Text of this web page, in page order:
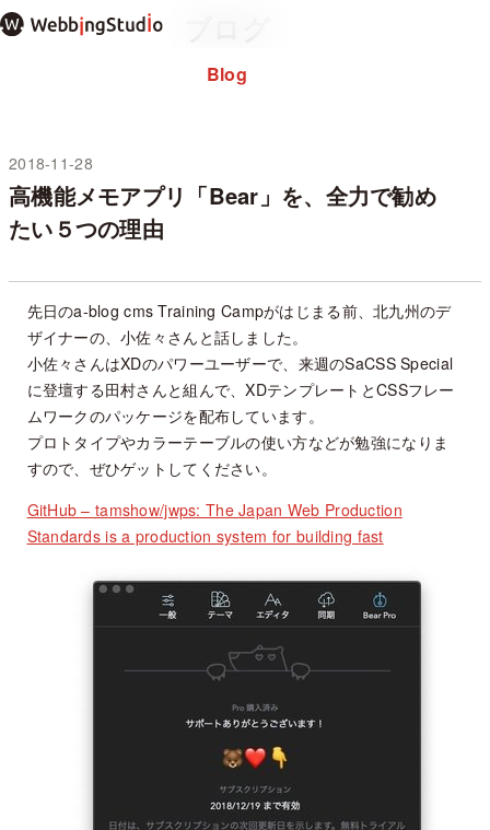
本
文
ッ
プ
Blog
2018-11-28
未分類
高機能メモアプリ「Bear」を、全力で勧め
たい５つの理由
先日のa-blog cms Training Campがはじまる前、北九州のデ
ザイナーの、小佐々さんと話しました。
小佐々さんはXDのパワーユーザーで、来週のSaCSS Special
に登壇する田村さんと組んで、XDテンプレートとCSSフレー
ムワークのパッケージを配布しています。
プロトタイプやカラーテーブルの使い方などが勉強になりま
すので、ぜひゲットしてください。
GitHub – tamshow/jwps: The Japan Web Production
Standards is a production system for building fast
過去のブログ
✕ メニューを